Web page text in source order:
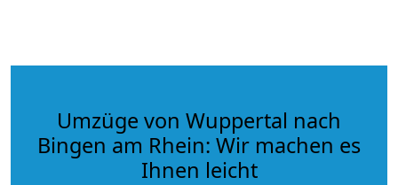
Umzüge von Wuppertal nach
Bingen am Rhein: Wir machen es
Ihnen leicht